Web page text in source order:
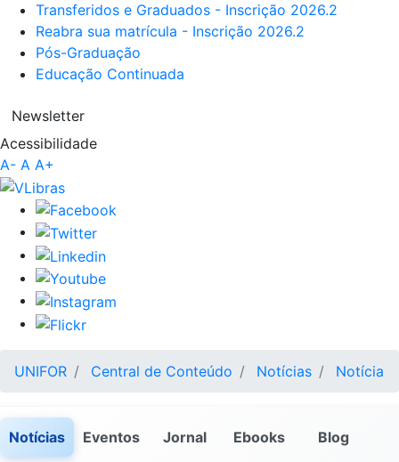
Transferidos e Graduados - Inscrição 2026.2
Reabra sua matrícula - Inscrição 2026.2
Pós-Graduação
Educação Continuada
Newsletter
Acessibilidade
A- A A+
UNIFOR Central de Conteúdo Notícias Notícia
Notícias Eventos Jornal Ebooks Blog